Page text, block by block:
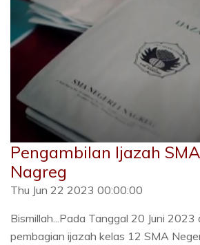
Pengambilan Ijazah
Nagreg
Thu Jun 22 2023 00:00:00
Bismillah...Pada Tanggal 20 Juni 2023
pembagian ijazah kelas 12 SMA